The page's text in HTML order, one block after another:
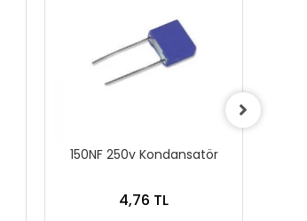
150NF 250v Kondansatör
4,76 TL